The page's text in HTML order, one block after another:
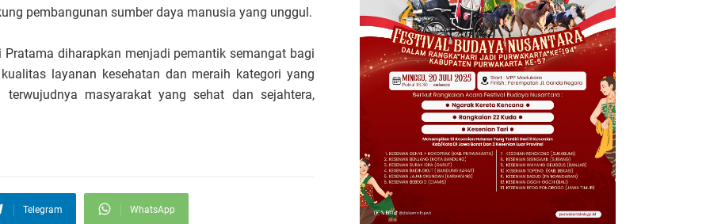
pembangunan sumber daya manusia yang unggul.
Pratama diharapkan menjadi pemantik semangat bagi
layanan kesehatan dan meraih kategori yang
masyarakat yang sehat dan sejahtera,
Telegram WhatsApp